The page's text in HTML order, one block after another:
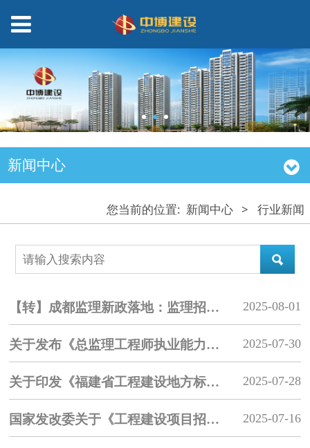
新闻中心
您当前的位置: 新闻中心 > 行业新闻
【转】成都监理新政落地：监理招标控制参考价，重构市场健康生态 2025-08-01
关于发布《总监理工程师执业能力与信用评价标准》的公告【中监协】 2025-07-30
关于印发《福建省工程建设地方标准工作管理办法》的通知 2025-07-28
国家发改委关于《工程建设项目招标代理机构管理办法》征求意见 2025-07-16